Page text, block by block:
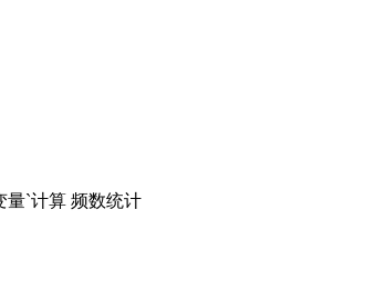
量`计算 频数统计